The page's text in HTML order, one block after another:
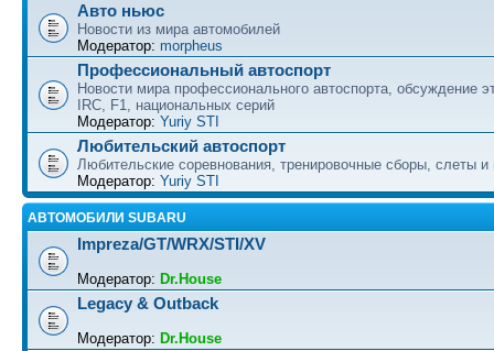
Авто ньюс
Новости из мира автомобилей
Модератор: morpheus
Профессиональный автоспорт
Новости мира профессионального автоспорта, обсуждение
IRC, F1, национальных серий
Модератор: Yuriy STI
Любительский автоспорт
Любительские соревнования, тренировочные сборы, слеты и
Модератор: Yuriy STI
АВТОМОБИЛИ SUBARU
Impreza/GT/WRX/STI/XV
Модератор: Dr.House
Legacy & Outback
Модератор: Dr.House